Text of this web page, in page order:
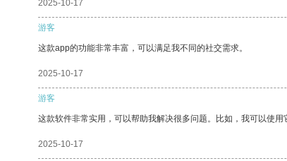
2025-10-17
游客
这款app的功能非常丰富，可以满足我不同的社交需求。
2025-10-17
游客
这款软件非常实用，可以帮助我解决很多问题。比如，我可以使用
2025-10-17